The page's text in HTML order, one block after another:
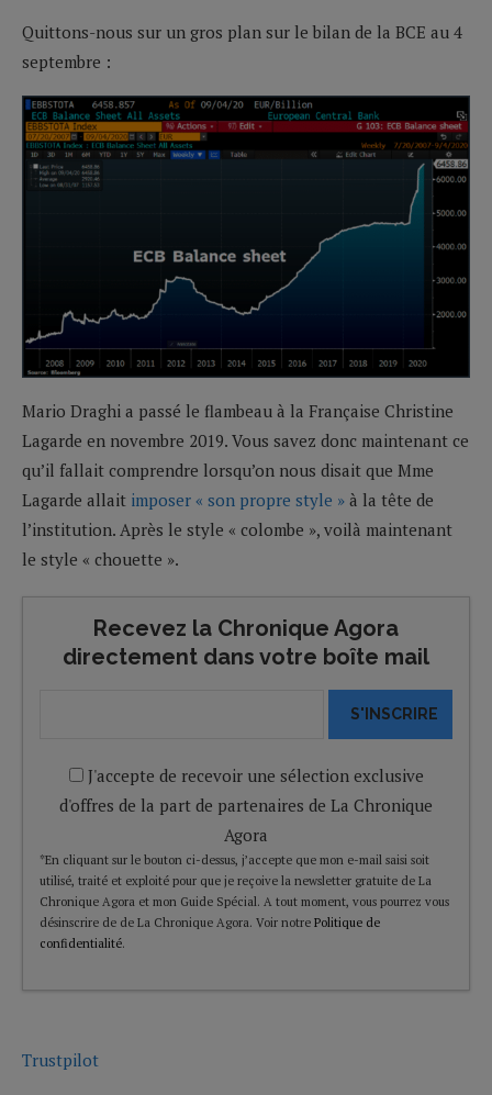
Quittons-nous sur un gros plan sur le bilan de la BCE au 4
septembre :
Mario Draghi a passé le flambeau à la Française Christine
Lagarde en novembre 2019. Vous savez donc maintenant ce
qu’il fallait comprendre lorsqu’on nous disait que Mme
Lagarde allait imposer « son propre style » à la tête de
l’institution. Après le style « colombe », voilà maintenant
le style « chouette ».
Recevez la Chronique Agora
directement dans votre boîte mail
S'INSCRIRE
J'accepte de recevoir une sélection exclusive
d'offres de la part de partenaires de La Chronique
Agora
*En cliquant sur le bouton ci-dessus, j’accepte que mon e-mail saisi soit
utilisé, traité et exploité pour que je reçoive la newsletter gratuite de La
Chronique Agora et mon Guide Spécial. A tout moment, vous pourrez vous
désinscrire de de La Chronique Agora. Voir notre Politique de
confidentialité.
Trustpilot